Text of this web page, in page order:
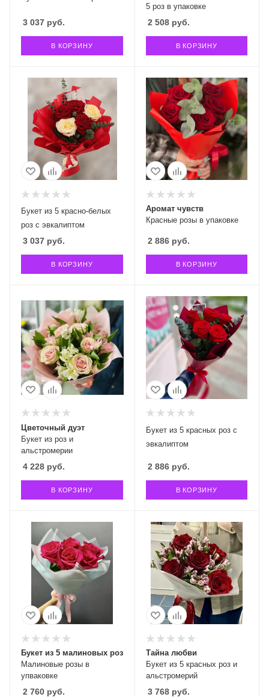
3 037 руб.
В КОРЗИНУ
5 роз в упаковке
2 508руб.
В КОРЗИНУ
Букет из 5 красно-белых
роз с эвкалиптом
3 037 руб.
В КОРЗИНУ
Красные розы в упаковке
Аромат чувств
2 886руб.
В КОРЗИНУ
Букет из роз и
альстромерии
Цветочный дуэт
4 228 руб.
В КОРЗИНУ
Букет из 5 красных роз с
эвкалиптом
2 886руб.
В КОРЗИНУ
Малиновые розы в
упваковке
Букет из 5 малиновых роз
2 760 руб.
Букет из 5 красных роз и
альстромерий
Тайна любви
3 768руб.